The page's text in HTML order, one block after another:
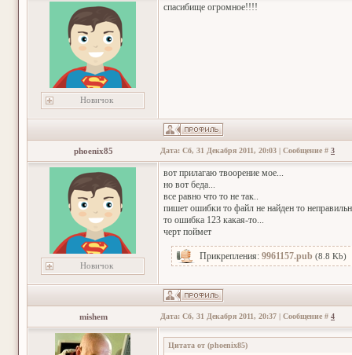
Новичок
спасибище огромное!!!!
phoenix85 Дата: Сб, 31 Декабря 2011, 20:03 | Сообщение # 3
Новичок
вот прилагаю твоорение мое...
но вот беда...
все равно что то не так..
пишет ошибки то файл не найден то
то ошибка 123 какая-то...
черт поймет
Прикрепления: 9961157.pub (8.8 Kb)
mishem Дата: Сб, 31 Декабря 2011, 20:37 | Сообщение # 4
Цитата от (phoenix85)